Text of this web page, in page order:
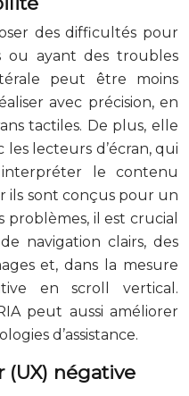
des difficultés pour
ou ayant des troubles
peut être moins
avec précision, en
tactiles. De plus, elle
lecteurs d’écran, qui
le contenu
ils sont conçus pour un
il est crucial
navigation clairs, des
et, dans la mesure
en scroll vertical.
peut aussi améliorer
d’assistance.
(UX) négative